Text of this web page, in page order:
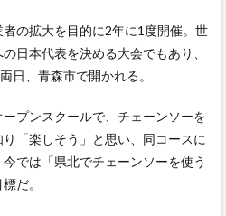
の拡大を目的に2年に1度開催。世
日本代表を決める大会でもあり、
日、青森市で開かれる。
プンスクールで、チェーンソーを
「楽しそう」と思い、同コースに
では「県北でチェーンソーを使う
だ。